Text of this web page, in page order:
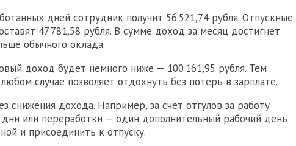
дней сотрудник получит 56 521,74 рубля. Отпускные
47 781,58 рубля. В сумме доход за месяц достигнет
обычного оклада.
доход будет немного ниже — 100 161,95 рубля. Тем
случае позволяет отдохнуть без потерь в зарплате.
снижения дохода. Например, за счет отгулов за работу
или переработки — один дополнительный рабочий день
и присоединить к отпуску.